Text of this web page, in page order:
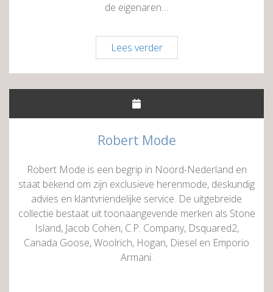
de eigenaren…
Lees verderSooloo
Mannenmode
Robert Mode
Robert Mode is een begrip in Noord-Nederland en
staat bekend om zijn exclusieve herenmode, deskundig
advies en klantvriendelijke service. De uitgebreide
collectie bestaat uit toonaangevende merken als Stone
Island, Jacob Cohën, C.P. Company, Dsquared2,
Canada Goose, Woolrich, Hogan, Diesel en Emporio
Armani.